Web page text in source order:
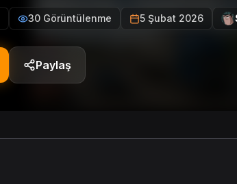
30 Görüntülenme 5 Şubat 2026
Paylaş